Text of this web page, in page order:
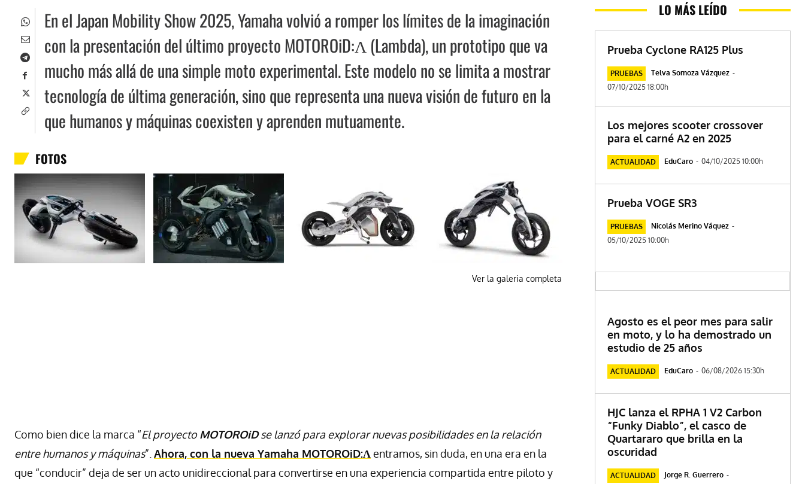
En el Japan Mobility Show 2025, Yamaha volvió a romper los límites de la imaginación
con la presentación del último proyecto MOTOROiD:Λ (Lambda), un prototipo que va
mucho más allá de una simple moto experimental. Este modelo no se limita a mostrar
tecnología de última generación, sino que representa una nueva visión de futuro en la
que humanos y máquinas coexisten y aprenden mutuamente.
FOTOS
Ver la galeria completa
Como bien dice la marca “El proyectoMOTOROiDse lanzó para explorar nuevas posibilidades en la relación
entre humanos y máquinas”. Ahora, con la nueva Yamaha MOTOROiD:Λ entramos, sin duda, en una era en la
que “conducir” deja de ser un acto unidireccional para convertirse en una experiencia compartida entre piloto y
LO MÁS LEÍDO
Prueba Cyclone RA125 Plus
PRUEBAS Telva Somoza Vázquez -
07/10/2025 18:00h
Los mejores scooter crossover
para el carné A2 en 2025
ACTUALIDAD EduCaro - 04/10/2025 10:00h
Prueba VOGE SR3
PRUEBAS Nicolás Merino Váquez -
05/10/2025 10:00h
Agosto es el peor mes para salir
en moto, y lo ha demostrado un
estudio de 25 años
ACTUALIDAD EduCaro - 06/08/2026 15:30h
HJC lanza el RPHA 1 V2 Carbon
“Funky Diablo”, el casco de
Quartararo que brilla en la
oscuridad
ACTUALIDAD Jorge R. Guerrero -